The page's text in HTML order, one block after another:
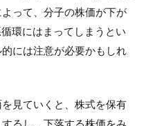
って、分子の株価が下が
環にはまってしまうとい
には注意が必要かもしれ
見ていくと、株式を保有
るし、下落する株価をみ